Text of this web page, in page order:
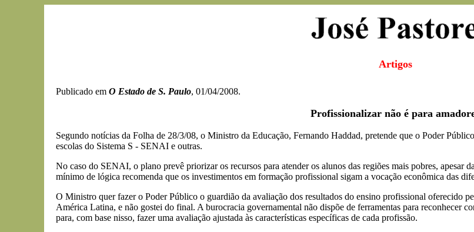
Artigos
Publicado em O Estado de S. Paulo, 01/04/2008.
Profissionalizar não é para
Segundo notícias da Folha de 28/3/08, o Ministro da Educação, Fernando Haddad, pretende que o Poder
escolas do Sistema S - SENAI e outras.
No caso do SENAI, o plano prevê priorizar os recursos para atender os alunos das regiões mais pobres, apesar
mínimo de lógica recomenda que os investimentos em formação profissional sigam a vocação econômica das
O Ministro quer fazer o Poder Público o guardião da avaliação dos resultados do ensino profissional oferecido
América Latina, e não gostei do final. A burocracia governamental não dispõe de ferramentas para reconhecer
para, com base nisso, fazer uma avaliação ajustada às características específicas de cada profissão.